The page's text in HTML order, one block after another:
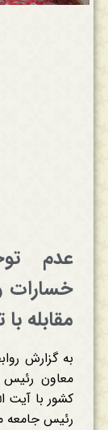
عدم
خسارات
مقابله
به گزارش
معاون رئیس
کشور با آیت
رئیس جامعه